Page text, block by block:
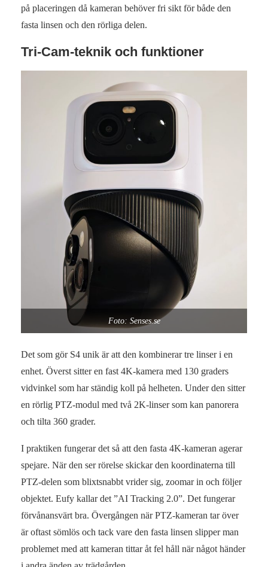
på placeringen då kameran behöver fri sikt för både den
fasta linsen och den rörliga delen.
Tri-Cam-teknik och funktioner
Foto: Senses.se
Det som gör S4 unik är att den kombinerar tre linser i en
enhet. Överst sitter en fast 4K-kamera med 130 graders
vidvinkel som har ständig koll på helheten. Under den sitter
en rörlig PTZ-modul med två 2K-linser som kan panorera
och tilta 360 grader.
I praktiken fungerar det så att den fasta 4K-kameran agerar
spejare. När den ser rörelse skickar den koordinaterna till
PTZ-delen som blixtsnabbt vrider sig, zoomar in och följer
objektet. Eufy kallar det ”AI Tracking 2.0”. Det fungerar
förvånansvärt bra. Övergången när PTZ-kameran tar över
är oftast sömlös och tack vare den fasta linsen slipper man
problemet med att kameran tittar åt fel håll när något händer